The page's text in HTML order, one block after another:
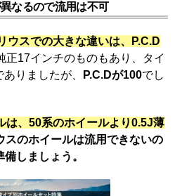
なるので流用は不可
ウスでの大きな違いは、P.C.D
正17インチのものもあり、タイ
りましたが、
P.C.Dが100でし
は、50系のホイールより0.5J薄
スのホイールは流用できないの
しましょう。